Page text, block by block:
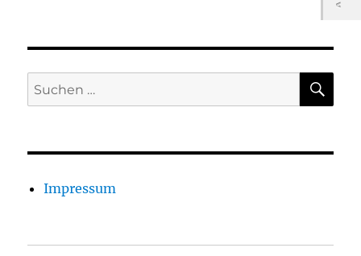
Suchen
nach:
Impressum